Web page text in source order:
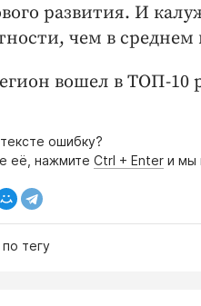
развития. И
чем в среднем
вошел в ТОП-10
ошибку?
её, нажмите Ctrl + Enter и мы
тегу